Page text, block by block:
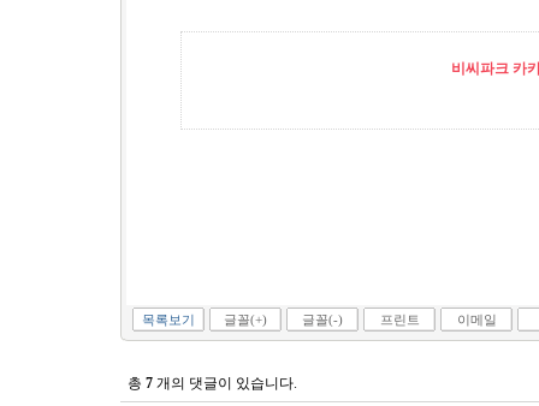
비씨파크 카
목록보기 글꼴(+) 글꼴(-) 프린트 이메일
총 7 개의 댓글이 있습니다.